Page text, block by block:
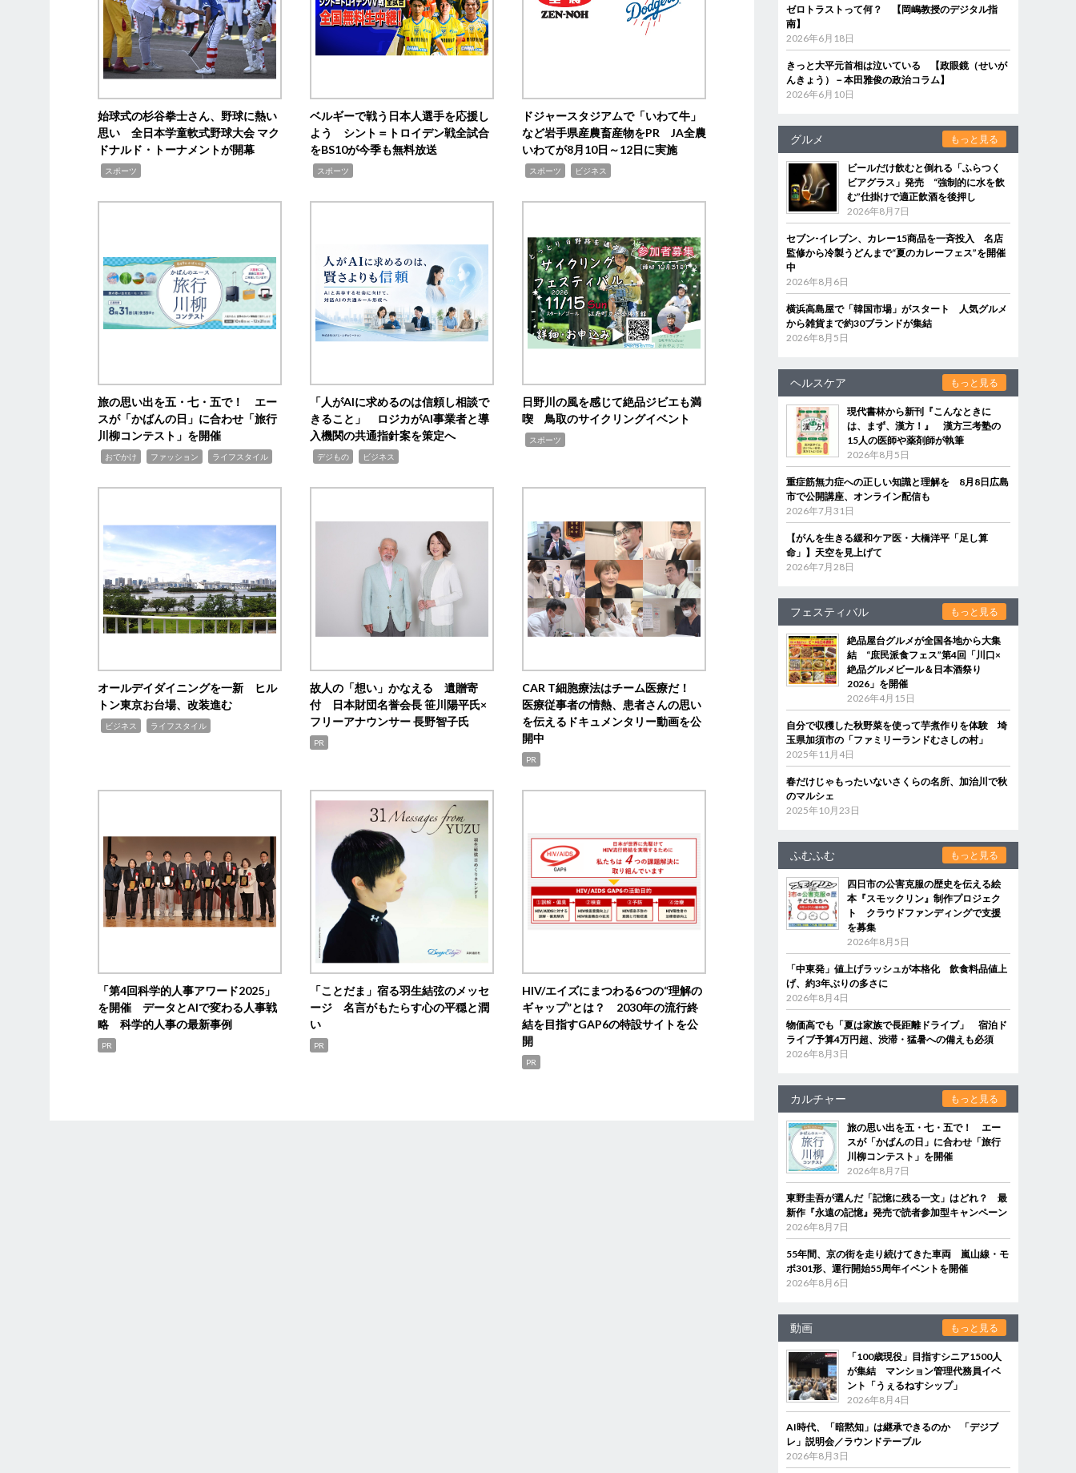
始球式の杉谷拳士さん、野球に熱い
思い 全日本学童軟式野球大会 マク
ドナルド・トーナメントが開幕
スポーツ
ベルギーで戦う日本人選手を応援し
よう シント＝トロイデン戦全試合
をBS10が今季も無料放送
スポーツ
ドジャースタジアムで「いわて牛」
など岩手県産農畜産物をPR JA全農
いわてが8月10日～12日に実施
スポーツ ビジネス
旅の思い出を五・七・五で！ エー
スが「かばんの日」に合わせ「旅行
川柳コンテスト」を開催
おでかけ ファッション ライフスタイル
「人がAIに求めるのは信頼し相談で
きること」 ロジカがAI事業者と導
入機関の共通指針案を策定へ
デジもの ビジネス
日野川の風を感じて絶品ジビエも満
喫 鳥取のサイクリングイベント
スポーツ
オールデイダイニングを一新 ヒル
トン東京お台場、改装進む
ビジネス ライフスタイル
故人の「想い」かなえる 遺贈寄
付 日本財団名誉会長 笹川陽平氏×
フリーアナウンサー 長野智子氏
PR
CAR T細胞療法はチーム医療だ！
医療従事者の情熱、患者さんの思い
を伝えるドキュメンタリー動画を公
開中
PR
「第4回科学的人事アワード2025」
を開催 データとAIで変わる人事戦
略 科学的人事の最新事例
PR
「ことだま」宿る羽生結弦のメッセ
ージ 名言がもたらす心の平穏と潤
い
PR
HIV/エイズにまつわる6つの“理解の
ギャップ”とは？ 2030年の流行終
結を目指すGAP6の特設サイトを公
開
PR
ゼロトラストって何？ 【岡嶋教授のデジタル指
南】
2026年6月18日
きっと大平元首相は泣いている 【政眼鏡（せいが
んきょう）－本田雅俊の政治コラム】
2026年6月10日
グルメ もっと見る
ビールだけ飲むと倒れる「ふらつく
ビアグラス」発売 “強制的に水を飲
む”仕掛けで適正飲酒を後押し
2026年8月7日
セブン‐イレブン、カレー15商品を一斉投入 名店
監修から冷製うどんまで“夏のカレーフェス”を開催
中
2026年8月6日
横浜高島屋で「韓国市場」がスタート 人気グルメ
から雑貨まで約30ブランドが集結
2026年8月5日
ヘルスケア もっと見る
現代書林から新刊『こんなときに
は、まず、漢方！』 漢方三考塾の
15人の医師や薬剤師が執筆
2026年8月5日
重症筋無力症への正しい知識と理解を 8月8日広島
市で公開講座、オンライン配信も
2026年7月31日
【がんを生きる緩和ケア医・大橋洋平「足し算
命」】天空を見上げて
2026年7月28日
フェスティバル もっと見る
絶品屋台グルメが全国各地から大集
結 “庶民派食フェス”第4回「川口×
絶品グルメビール＆日本酒祭り
2026」を開催
2026年4月15日
自分で収穫した秋野菜を使って芋煮作りを体験 埼
玉県加須市の「ファミリーランドむさしの村」
2025年11月4日
春だけじゃもったいないさくらの名所、加治川で秋
のマルシェ
2025年10月23日
ふむふむ もっと見る
四日市の公害克服の歴史を伝える絵
本『スモックリン』制作プロジェク
ト クラウドファンディングで支援
を募集
2026年8月5日
「中東発」値上げラッシュが本格化 飲食料品値上
げ、約3年ぶりの多さに
2026年8月4日
物価高でも「夏は家族で長距離ドライブ」 宿泊ド
ライブ予算4万円超、渋滞・猛暑への備えも必須
2026年8月3日
カルチャー もっと見る
旅の思い出を五・七・五で！ エー
スが「かばんの日」に合わせ「旅行
川柳コンテスト」を開催
2026年8月7日
東野圭吾が選んだ「記憶に残る一文」はどれ？ 最
新作『永遠の記憶』発売で読者参加型キャンペーン
2026年8月7日
55年間、京の街を走り続けてきた車両 嵐山線・モ
ボ301形、運行開始55周年イベントを開催
2026年8月6日
動画 もっと見る
「100歳現役」目指すシニア1500人
が集結 マンション管理代務員イベ
ント「うぇるねすシップ」
2026年8月4日
AI時代、「暗黙知」は継承できるのか 「デジブ
レ」説明会／ラウンドテーブル
2026年8月3日